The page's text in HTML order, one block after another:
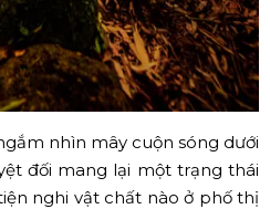
nhìn mây cuộn sóng dưới
đối mang lại một trạng thái
nghi vật chất nào ở phố thị